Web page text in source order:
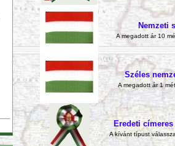
Nemzeti
A megadott ár 10
Széles
A megadott ár 1
Eredeti
A kívánt típust